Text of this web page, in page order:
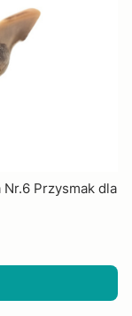
Przysmak dla